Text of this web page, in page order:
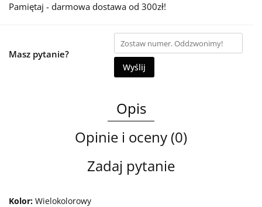
Pamiętaj - darmowa dostawa od 300zł!
Masz pytanie?
Wyślij
Opis
Opinie i oceny (0)
Zadaj pytanie
Kolor: Wielokolorowy